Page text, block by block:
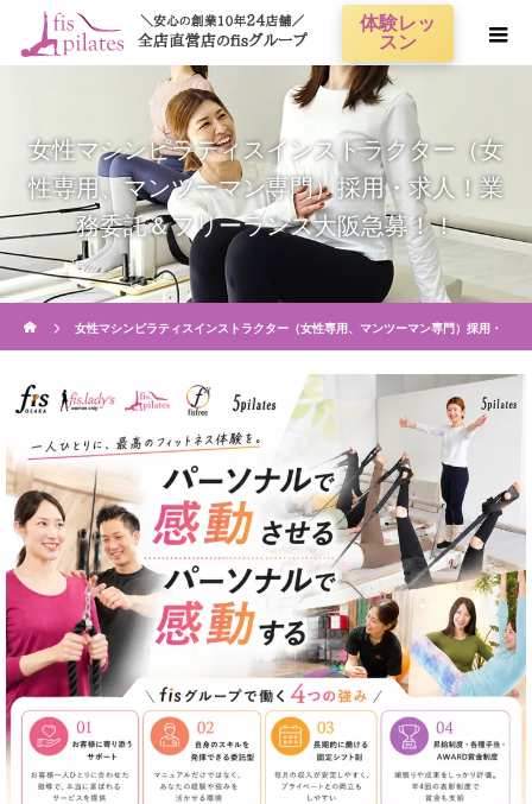
体験レッ
スン
女性マシンピラティスインストラクター（女
性専用、マンツーマン専門）採用・求人！業
務委託＆フリーランス大阪急募！！
女性マシンピラティスインストラクター（女性専用、マンツーマン専門）採用・